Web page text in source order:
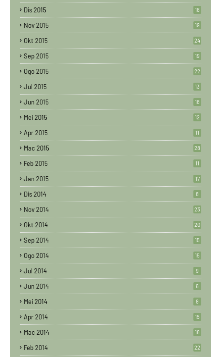
Dis 2015 16
Nov 2015 19
Okt 2015 24
Sep 2015 19
Ogo 2015 22
Jul 2015 13
Jun 2015 18
Mei 2015 12
Apr 2015 11
Mac 2015 28
Feb 2015 11
Jan 2015 17
Dis 2014 8
Nov 2014 23
Okt 2014 20
Sep 2014 15
Ogo 2014 15
Jul 2014 9
Jun 2014 6
Mei 2014 8
Apr 2014 15
Mac 2014 18
Feb 2014 22